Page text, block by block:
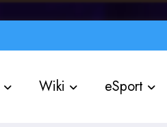
Wiki eSport